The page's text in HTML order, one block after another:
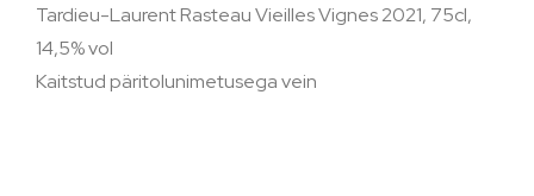
Tardieu-Laurent Rasteau Vieilles Vignes 2021, 75cl,
14,5% vol
Kaitstud päritolunimetusega vein